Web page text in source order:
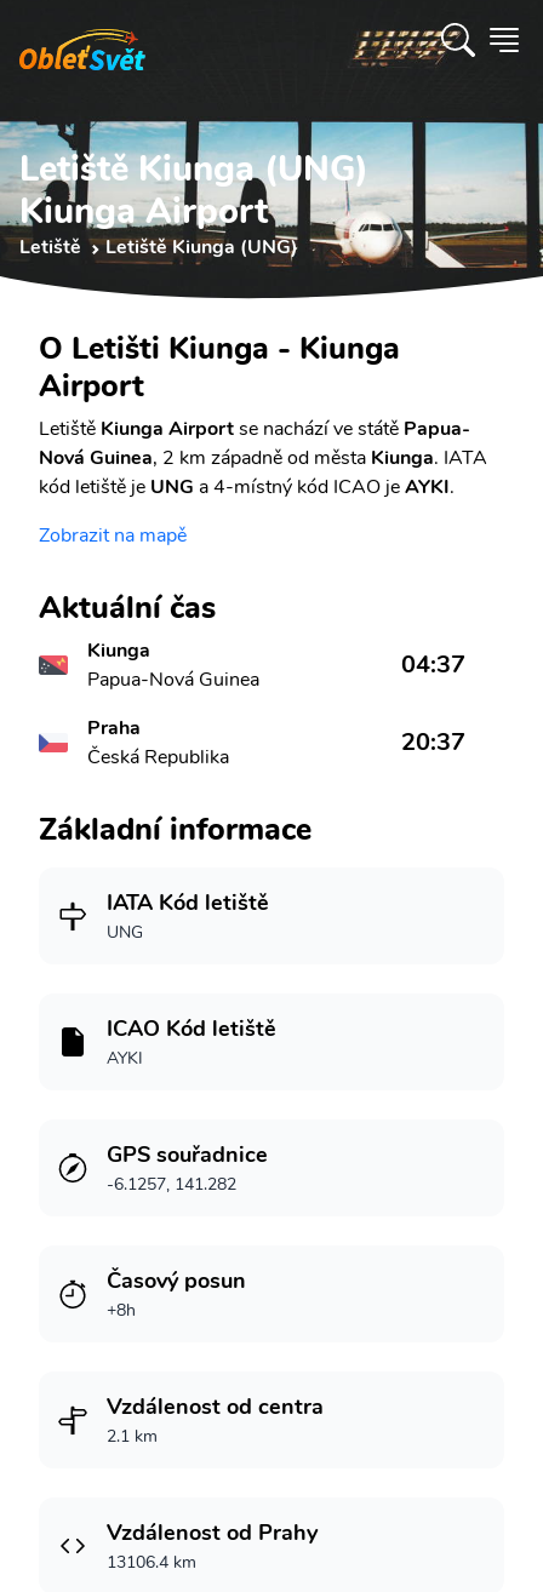
Letiště Kiunga (UNG)
Kiunga Airport
Letiště Letiště Kiunga (UNG)
O Letišti Kiunga - Kiunga
Airport
Letiště Kiunga Airportse nachází ve státě Papua-
Nová Guinea, 2 km západně od města Kiunga. IATA
kód letiště je UNG a 4-místný kód ICAO jeAYKI.
Zobrazit na mapě
Aktuální čas
Kiunga
Papua-Nová Guinea
04:37
Praha
Česká Republika
20:37
Základní informace
IATA Kód letiště
UNG
ICAO Kód letiště
AYKI
GPS souřadnice
-6.1257, 141.282
Časový posun
+8h
Vzdálenost od centra
2.1 km
Vzdálenost od Prahy
13106.4 km